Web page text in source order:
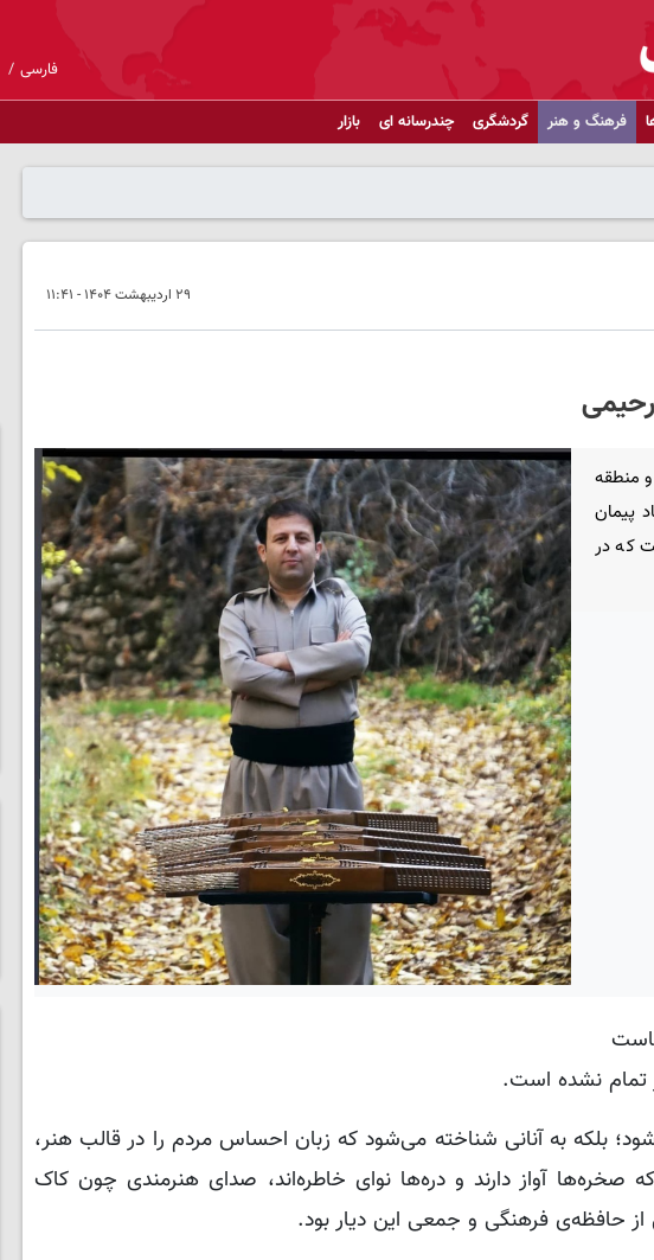
فارسی
فرهنگ و هنر گردشگری چندرسانه ای بازار
۲۹ اردیبهشت ۱۴۰۴ - ۱۱:۴۱
منطقه
پیمان
که در
تمام نشده است.
بلکه به آنانی شناخته می‌شود که زبان احساس مردم را در قالب هنر،
آواز دارند و دره‌ها نوای خاطره‌اند، صدای هنرمندی چون کاک
از حافظه‌ی فرهنگی و جمعی این دیار بود.